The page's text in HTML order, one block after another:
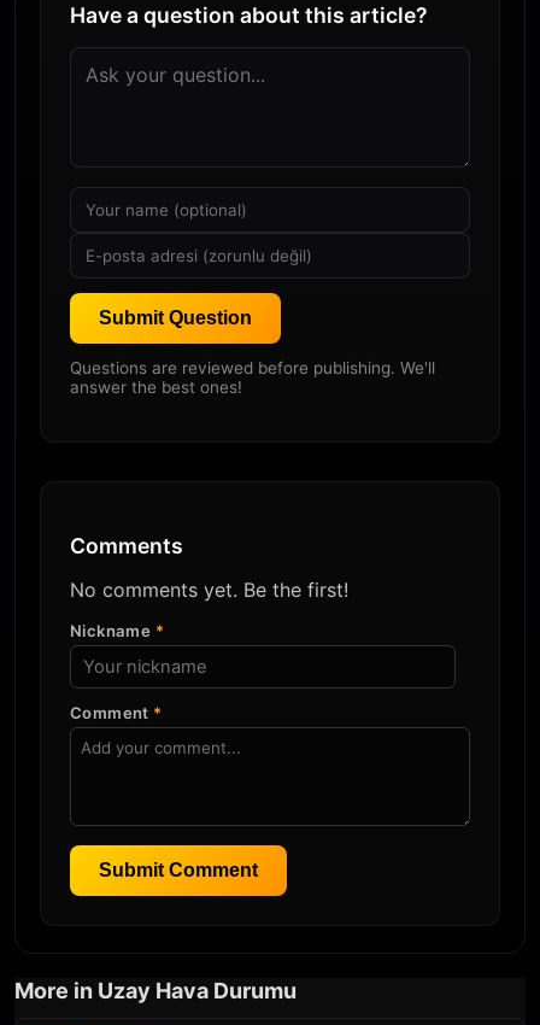
Have a question about this article?
Submit Question
Questions are reviewed before publishing. We'll
answer the best ones!
Comments
No comments yet. Be the first!
Nickname *
Comment *
Submit Comment
More in Uzay Hava Durumu